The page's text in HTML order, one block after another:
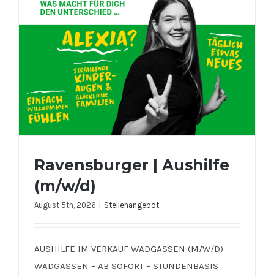
Ravensburger | Aushilfe
(m/w/d)
August 5th, 2026 Stellenangebot
AUSHILFE IM VERKAUF WADGASSEN (M/W/D)
WADGASSEN – AB SOFORT – STUNDENBASIS